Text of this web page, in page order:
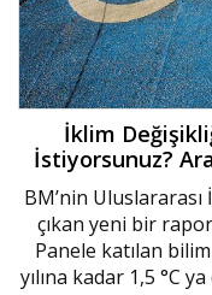
​İklim
İstiyorsunuz?
BM’nin
çıkan yeni bir
Panele katılan
yılına kadar 1,5 °C